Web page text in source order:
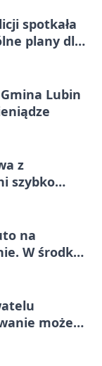
spotkała
plany dla
Lubin
z
szybko
na
W środku
może